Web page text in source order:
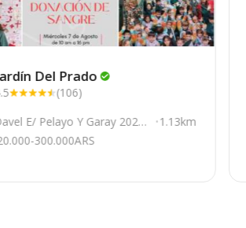
Del Prado
(106)
E/ Pelayo Y Garay 2020,
Brown
1.13km
300.000ARS